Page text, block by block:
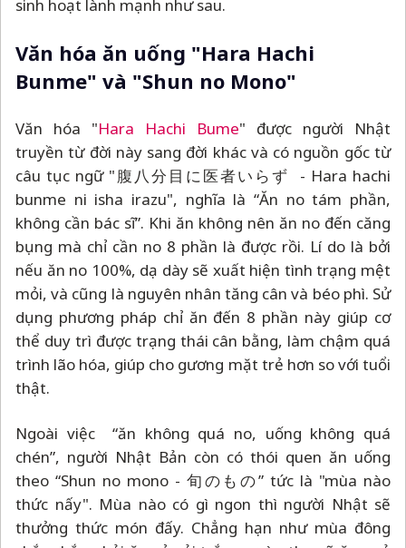
sinh hoạt lành mạnh như sau.
Văn hóa ăn uống "Hara Hachi
Bunme" và "Shun no Mono"
Văn hóa "Hara Hachi Bume" được người Nhật
truyền từ đời này sang đời khác và có nguồn gốc từ
câu tục ngữ "腹八分目に医者いらず - Hara hachi
bunme ni isha irazu", nghĩa là “Ăn no tám phần,
không cần bác sĩ”. Khi ăn không nên ăn no đến căng
bụng mà chỉ cần no 8 phần là được rồi. Lí do là bởi
nếu ăn no 100%, dạ dày sẽ xuất hiện tình trạng mệt
mỏi, và cũng là nguyên nhân tăng cân và béo phì. Sử
dụng phương pháp chỉ ăn đến 8 phần này giúp cơ
thể duy trì được trạng thái cân bằng, làm chậm quá
trình lão hóa, giúp cho gương mặt trẻ hơn so với tuổi
thật.
Ngoài việc “ăn không quá no, uống không quá
chén”, người Nhật Bản còn có thói quen ăn uống
theo “Shun no mono - 旬のもの” tức là "mùa nào
thức nấy". Mùa nào có gì ngon thì người Nhật sẽ
thưởng thức món đấy. Chẳng hạn như mùa đông